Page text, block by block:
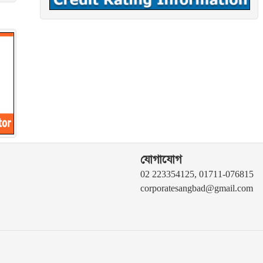
যোগাযোগ
02 223354125, 01711-076815
corporatesangbad@gmail.com